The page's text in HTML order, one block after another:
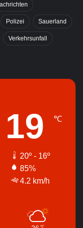
Polizei Sauerland
Verkehrsunfall
19 ℃
20º - 16º
85%
4.2 km/h
℃